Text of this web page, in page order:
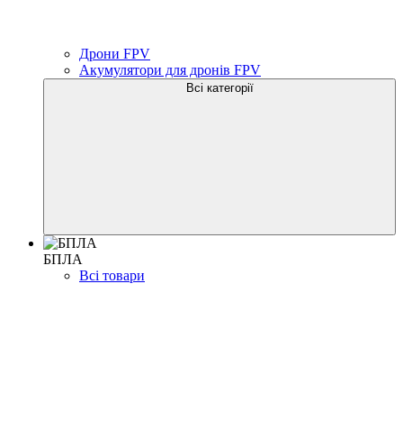
Дрони FPV
Акумулятори для дронів FPV
Всі категорії
БПЛА
Всі товари